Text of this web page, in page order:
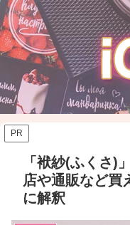
PR
「袱紗(ふくさ)
店や通販など買
に解釈